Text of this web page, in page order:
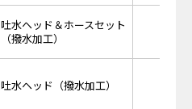
吐水ヘッド＆ホースセット
（撥水加工）
吐水ヘッド（撥水加工）